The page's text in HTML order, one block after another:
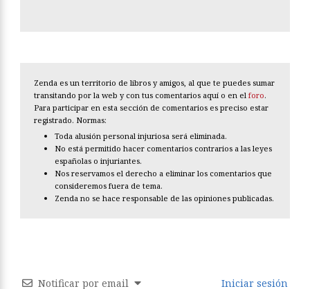
Zenda es un territorio de libros y amigos, al que te puedes sumar
transitando por la web y con tus comentarios aquí o en el foro.
Para participar en esta sección de comentarios es preciso estar
registrado. Normas:
Toda alusión personal injuriosa será eliminada.
No está permitido hacer comentarios contrarios a las leyes
españolas o injuriantes.
Nos reservamos el derecho a eliminar los comentarios que
consideremos fuera de tema.
Zenda no se hace responsable de las opiniones publicadas.
Notificar por email Iniciar sesión